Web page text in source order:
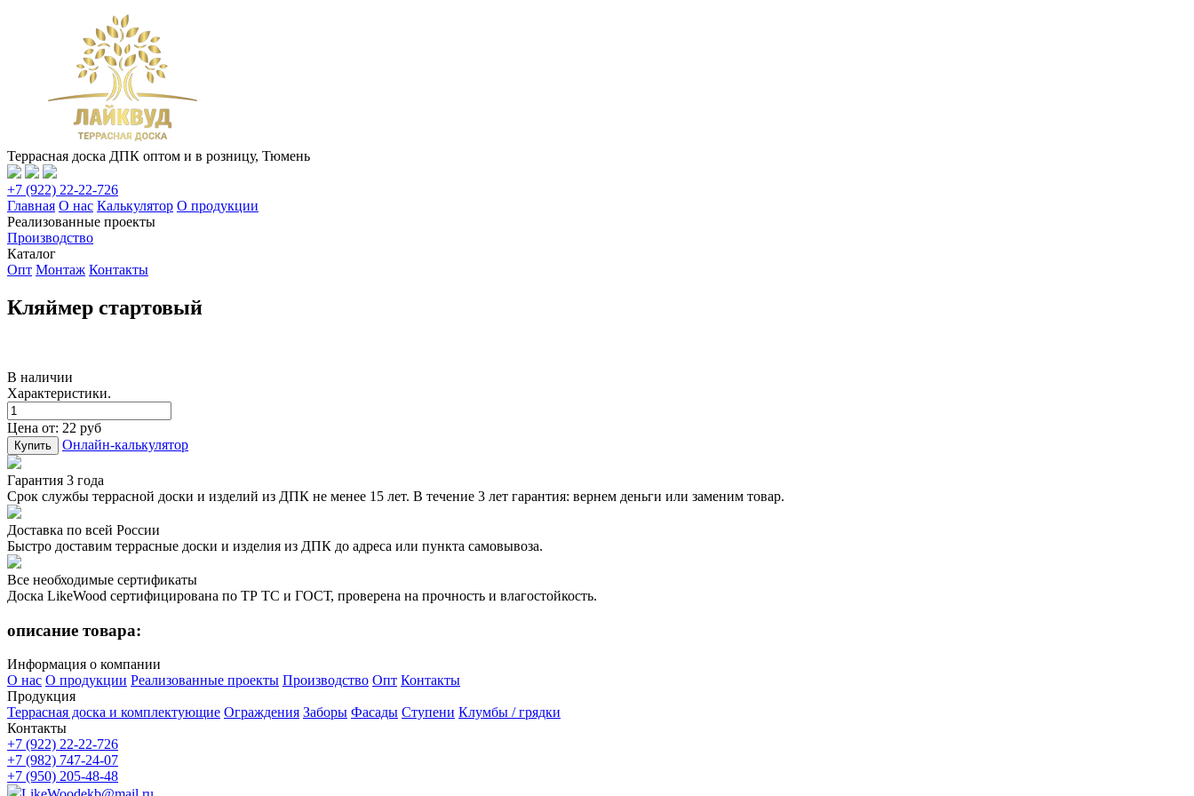
Террасная доска ДПК оптом и в розницу, Тюмень
+7 (922) 22-22-726
Главная О нас Калькулятор О продукции
Реализованные проекты
Производство
Каталог
Опт Монтаж Контакты
Кляймер стартовый
В наличии
Характеристики.
Цена от: 22 руб
Онлайн-калькулятор
Гарантия 3 года
Срок службы террасной доски и изделий из ДПК не менее 15 лет. В течение 3 лет гарантия: вернем деньги или заменим товар.
Доставка по всей России
Быстро доставим террасные доски и изделия из ДПК до адреса или пункта самовывоза.
Все необходимые сертификаты
Доска LikeWood сертифицирована по ТР ТС и ГОСТ, проверена на прочность и влагостойкость.
описание товара:
Информация о компании
О нас О продукции Реализованные проекты Производство Опт Контакты
Продукция
Террасная доска и комплектующие Ограждения Заборы Фасады Ступени Клумбы / грядки
Контакты
+7 (922) 22-22-726
+7 (982) 747-24-07
+7 (950) 205-48-48